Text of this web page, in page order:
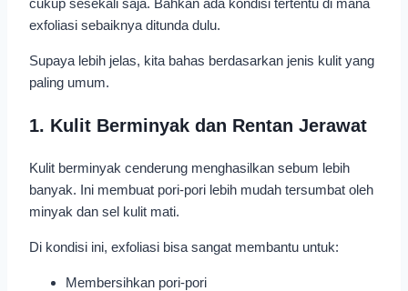
exfoliasi sebaiknya ditunda dulu.
Supaya lebih jelas, kita bahas berdasarkan jenis kulit yang
paling umum.
1. Kulit Berminyak dan Rentan Jerawat
Kulit berminyak cenderung menghasilkan sebum lebih
banyak. Ini membuat pori-pori lebih mudah tersumbat oleh
minyak dan sel kulit mati.
Di kondisi ini, exfoliasi bisa sangat membantu untuk:
Membersihkan pori-pori